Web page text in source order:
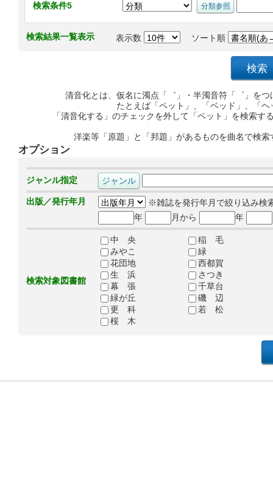
検索条件5
検索結果一覧表示 表示数 ソート順
清音化とは、仮名に濁点「゛」・半濁音符「゜」を
たとえば「ペット」、「ベッド」、「
「清音化する」のチェックを外して「ペット」を検索
洋楽等「原題」と「邦題」があるものを曲名で検
オプション
ジャンル指定
出版／発行年月
※雑誌を発行年月で絞り込み検
年
月から 年
検索対象図書館
中 央
稲 毛
みやこ
緑
花団地
西都賀
生 浜
さつき
幕 張
千草台
緑が丘
磯 辺
更 科
若 松
桜 木